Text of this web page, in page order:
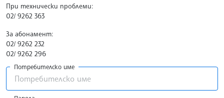
При технически проблеми:
02/ 9262 363
За абонамент:
02/ 9262 232
02/ 9262 296
Потребителско име